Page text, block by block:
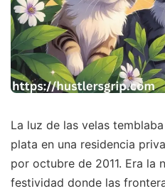
La luz de las velas
plata en una residencia
por octubre de 2011. Era la
festividad donde las